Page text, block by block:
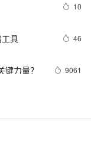
10
具 46
力量？ 9061
一同入